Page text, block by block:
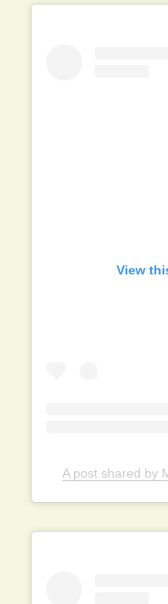
View
A post shared by